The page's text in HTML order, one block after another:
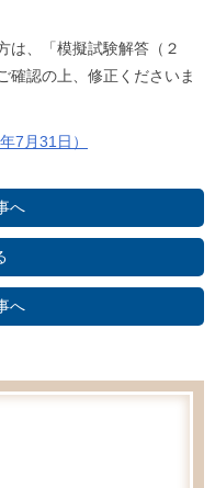
は、「模擬試験解答（２
確認の上、修正くださいま
7月31日）
へ
へ